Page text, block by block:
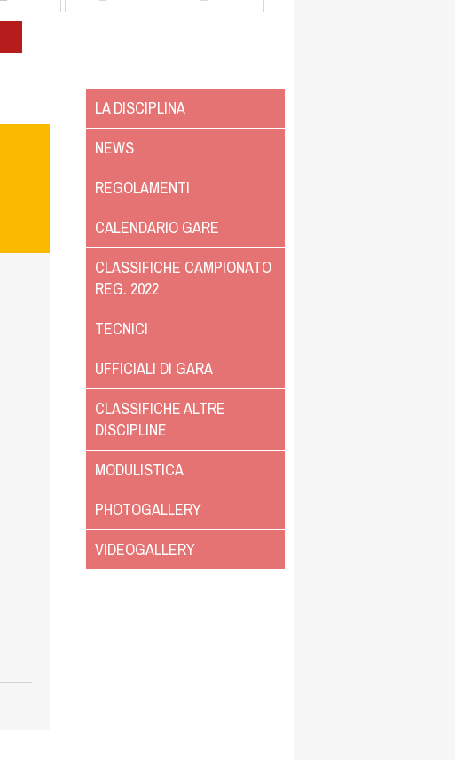
LA DISCIPLINA
NEWS
REGOLAMENTI
CALENDARIO GARE
CLASSIFICHE CAMPIONATO
REG. 2022
TECNICI
UFFICIALI DI GARA
CLASSIFICHE ALTRE
DISCIPLINE
MODULISTICA
PHOTOGALLERY
VIDEOGALLERY